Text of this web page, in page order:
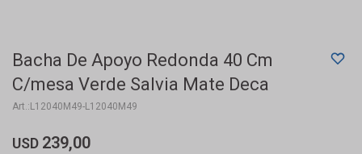
Bacha De Apoyo Redonda 40 Cm
C/mesa Verde Salvia Mate Deca
L12040M49-L12040M49
USD 239,00